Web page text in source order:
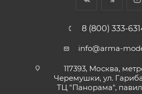
8 (800) 333-
info@arma-
117393, Москва,
Черемушки, ул.
ТЦ "Панорама",